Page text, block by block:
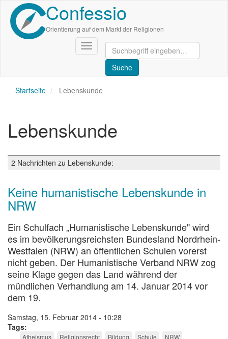
Direkt
zum
Inhalt
Confessio
Orientierung auf dem Markt der Religionen
Navigation
aktivieren/deaktivieren
Startseite Lebenskunde
Lebenskunde
2 Nachrichten zu Lebenskunde:
Keine humanistische Lebenskunde in
NRW
Ein Schulfach „Humanistische Lebenskunde" wird
es im bevölkerungsreichsten Bundesland Nordrhein-
Westfalen (NRW) an öffentlichen Schulen vorerst
nicht geben. Der Humanistische Verband NRW zog
seine Klage gegen das Land während der
mündlichen Verhandlung am 14. Januar 2014 vor
dem 19.
Samstag, 15. Februar 2014 - 10:28
Tags
Atheismus Religionsrecht Bildung Schule
NRW